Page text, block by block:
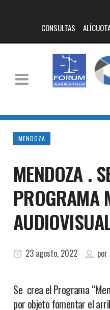
CONSULTAS
MENDOZA
MENDOZA .
PROGRAMA
23 agosto, 2022 por
Se crea el Programa
por objeto fomentar el